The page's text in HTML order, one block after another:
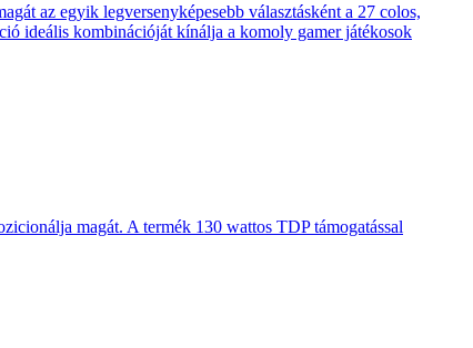
az egyik legversenyképesebb választásként a 27 colos,
ideális kombinációját kínálja a komoly gamer játékosok
magát. A termék 130 wattos TDP támogatással